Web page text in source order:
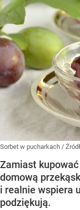
Sorbet w pucharkach /
Zamiast
domową
i realnie wspiera
podziękują.